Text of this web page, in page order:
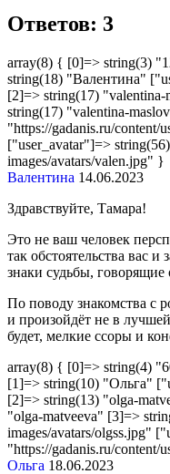
Ответов: 3
array(8) { [0]=> string(3)
string(18) "Валентина"
[2]=> string(17)
string(17) "valentina-
"https://gadanis.ru/content/
["user_avatar"]=>
images/avatars/valen.jpg" }
Валентина 14.06.2023
Здравствуйте, Тамара!
Это не ваш человек
так обстоятельства вас
знаки судьбы, говорящие
По поводу знакомства с
и произойдёт не в
будет, мелкие ссоры и
array(8) { [0]=> string(4)
[1]=> string(10) "Ольга"
[2]=> string(13) "olga-
"olga-matveeva" [3]=>
images/avatars/olgss.jpg"
"https://gadanis.ru/content/
Ольга 18.06.2023